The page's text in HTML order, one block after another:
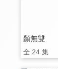
顏無雙
全 24 集